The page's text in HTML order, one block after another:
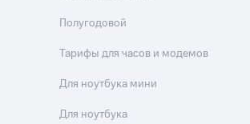
Полугодовой
Тарифы для часов и модемов
Для ноутбука мини
Для ноутбука